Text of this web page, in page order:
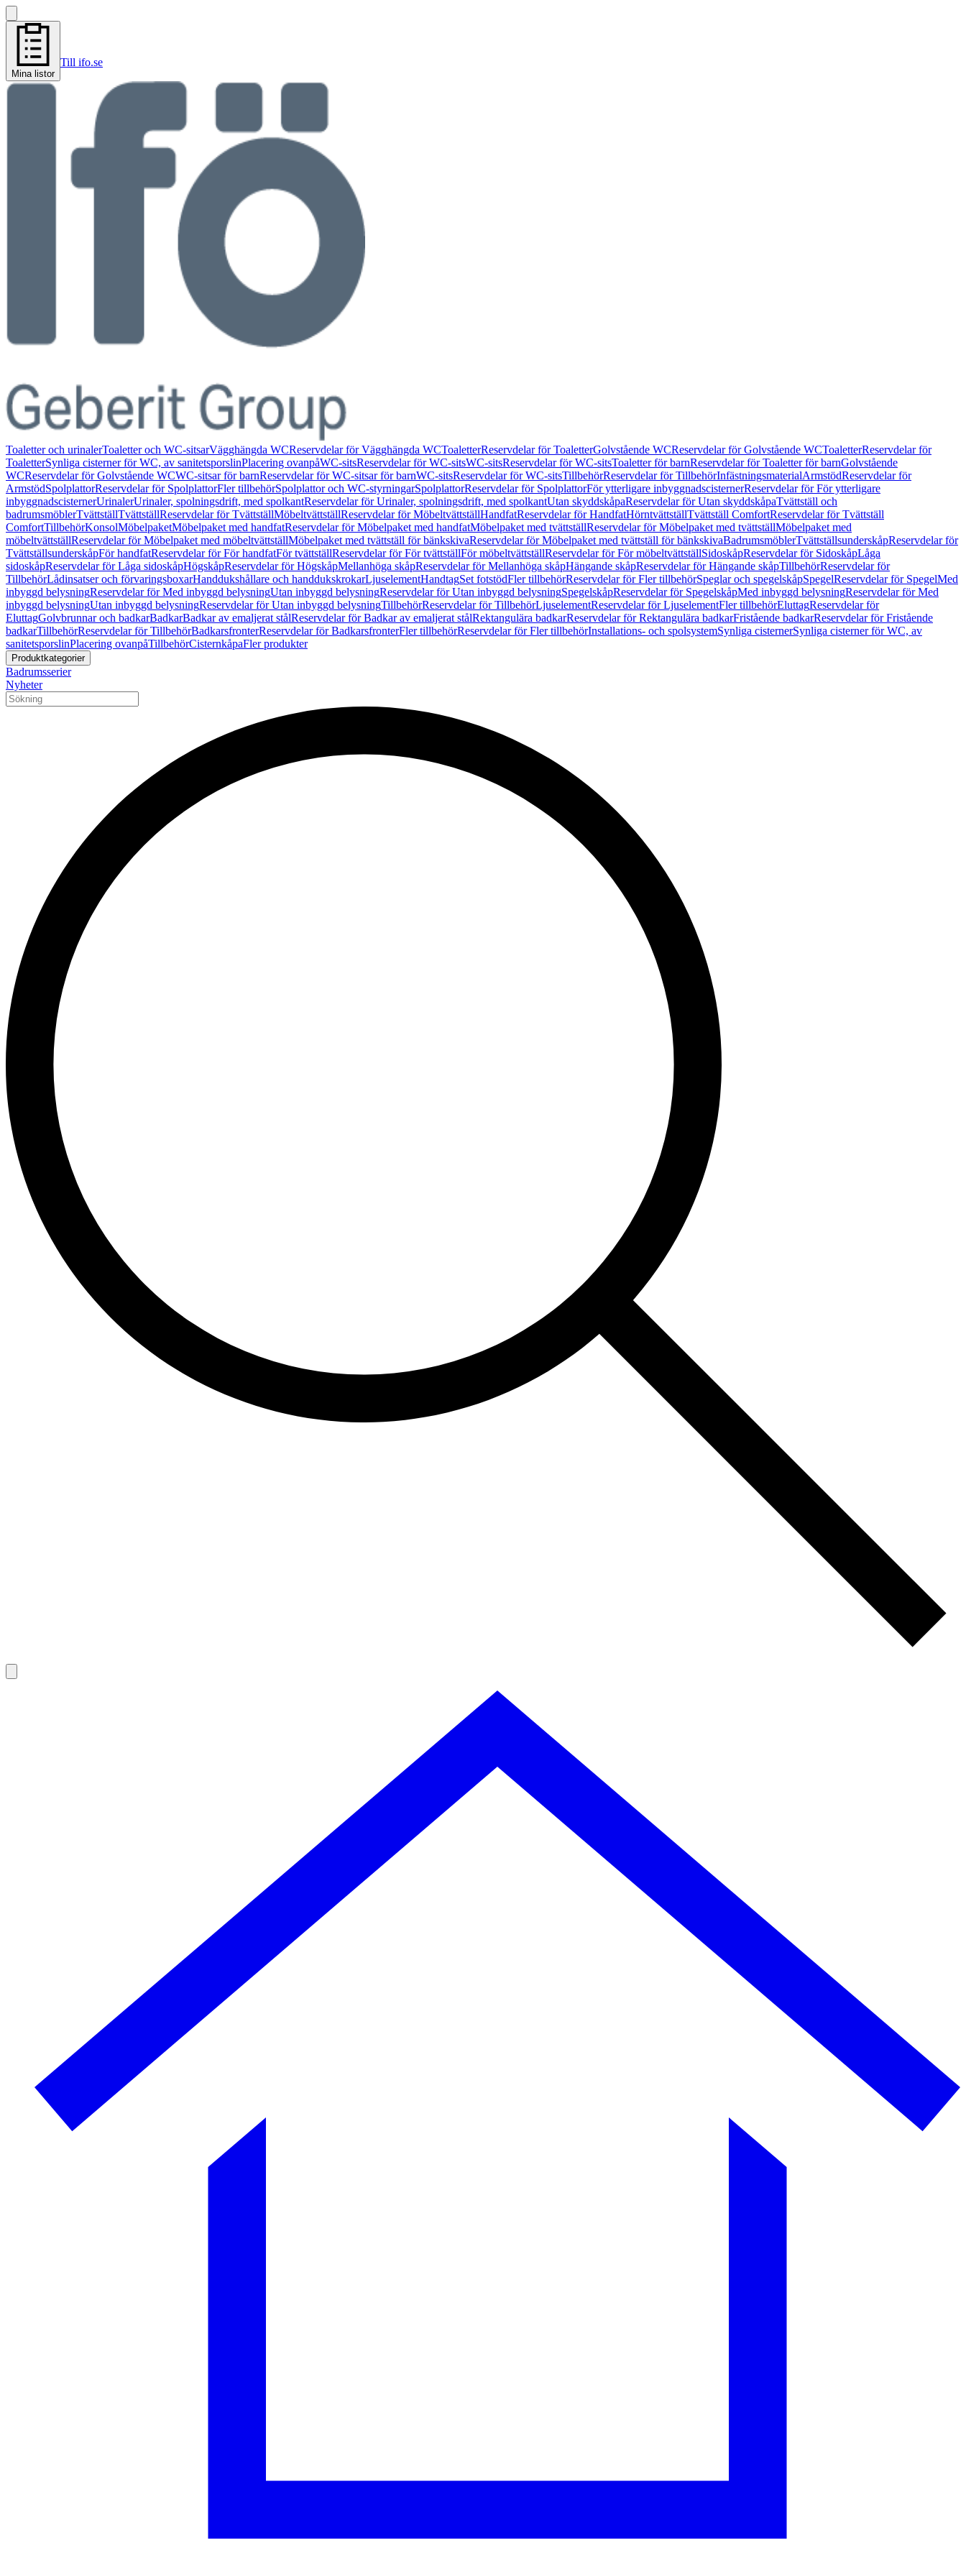
Mina listor
Till ifo.se
Toaletter och urinalerToaletter och WC-sitsarVägghängda WCReservdelar för Vägghängda WCToaletterReservdelar för ToaletterGolvstående WCReservdelar för Golvstående WCToaletterReservdelar för
ToaletterSynliga cisterner för WC, av sanitetsporslinPlacering ovanpåWC-sitsReservdelar för WC-sitsWC-sitsReservdelar för WC-sitsToaletter för barnReservdelar för Toaletter för barnGolvstående
WCReservdelar för Golvstående WCWC-sitsar för barnReservdelar för WC-sitsar för barnWC-sitsReservdelar för WC-sitsTillbehörReservdelar för TillbehörInfästningsmaterialArmstödReservdelar för
ArmstödSpolplattorReservdelar för SpolplattorFler tillbehörSpolplattor och WC-styrningarSpolplattorReservdelar för SpolplattorFör ytterligare inbyggnadscisternerReservdelar för För ytterligare
inbyggnadscisternerUrinalerUrinaler, spolningsdrift, med spolkantReservdelar för Urinaler, spolningsdrift, med spolkantUtan skyddskåpaReservdelar för Utan skyddskåpaTvättställ och
badrumsmöblerTvättställTvättställReservdelar för TvättställMöbeltvättställReservdelar för MöbeltvättställHandfatReservdelar för HandfatHörntvättställTvättställ ComfortReservdelar för Tvättställ
ComfortTillbehörKonsolMöbelpaketMöbelpaket med handfatReservdelar för Möbelpaket med handfatMöbelpaket med tvättställReservdelar för Möbelpaket med tvättställMöbelpaket med
möbeltvättställReservdelar för Möbelpaket med möbeltvättställMöbelpaket med tvättställ för bänkskivaReservdelar för Möbelpaket med tvättställ för bänkskivaBadrumsmöblerTvättställsunderskåpReservdelar för
TvättställsunderskåpFör handfatReservdelar för För handfatFör tvättställReservdelar för För tvättställFör möbeltvättställReservdelar för För möbeltvättställSidoskåpReservdelar för SidoskåpLåga
sidoskåpReservdelar för Låga sidoskåpHögskåpReservdelar för HögskåpMellanhöga skåpReservdelar för Mellanhöga skåpHängande skåpReservdelar för Hängande skåpTillbehörReservdelar för
TillbehörLådinsatser och förvaringsboxarHanddukshållare och handdukskrokarLjuselementHandtagSet fotstödFler tillbehörReservdelar för Fler tillbehörSpeglar och spegelskåpSpegelReservdelar för SpegelMed
inbyggd belysningReservdelar för Med inbyggd belysningUtan inbyggd belysningReservdelar för Utan inbyggd belysningSpegelskåpReservdelar för SpegelskåpMed inbyggd belysningReservdelar för Med
inbyggd belysningUtan inbyggd belysningReservdelar för Utan inbyggd belysningTillbehörReservdelar för TillbehörLjuselementReservdelar för LjuselementFler tillbehörEluttagReservdelar för
EluttagGolvbrunnar och badkarBadkarBadkar av emaljerat stålReservdelar för Badkar av emaljerat stålRektangulära badkarReservdelar för Rektangulära badkarFristående badkarReservdelar för Fristående
badkarTillbehörReservdelar för TillbehörBadkarsfronterReservdelar för BadkarsfronterFler tillbehörReservdelar för Fler tillbehörInstallations- och spolsystemSynliga cisternerSynliga cisterner för WC, av
sanitetsporslinPlacering ovanpåTillbehörCisternkåpaFler produkter
Produktkategorier
Badrumsserier
Nyheter